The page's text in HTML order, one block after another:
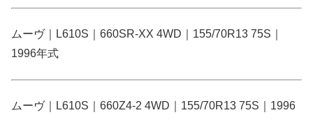
ムーヴ｜L610S｜660SR-XX 4WD｜155/70R13 75S｜
1996年式
ムーヴ｜L610S｜660Z4-2 4WD｜155/70R13 75S｜1996